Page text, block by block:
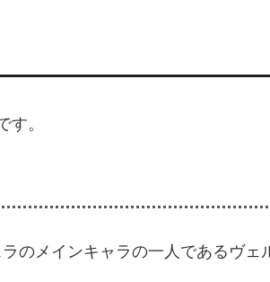
す。
のメインキャラの一人であるヴェ